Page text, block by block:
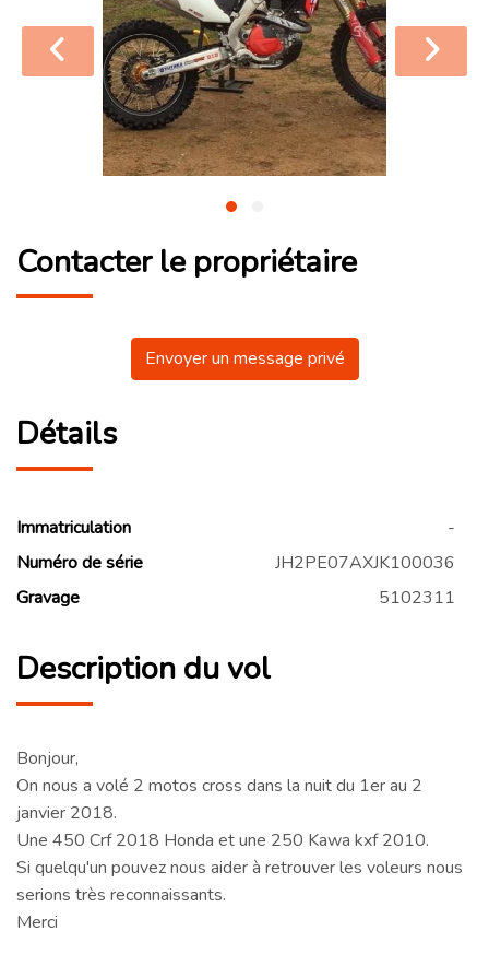
Contacter le propriétaire
Envoyer un message privé
Détails
Immatriculation
-
Numéro de série
JH2PE07AXJK100036
Gravage
5102311
Description du vol
Bonjour,
On nous a volé 2 motos cross dans la nuit du 1er au 2
janvier 2018.
Une 450 Crf 2018 Honda et une 250 Kawa kxf 2010.
Si quelqu'un pouvez nous aider à retrouver les voleurs nous
serions très reconnaissants.
Merci